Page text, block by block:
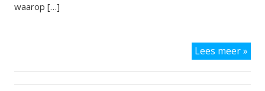
waarop […]
Lees meer »
in
de